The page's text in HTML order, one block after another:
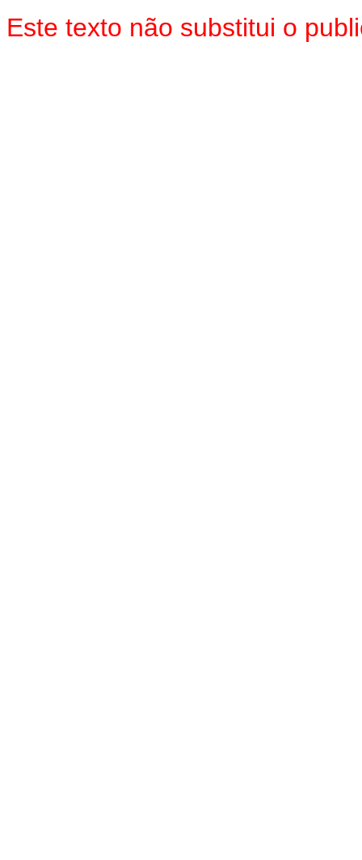
Este texto não substitui o